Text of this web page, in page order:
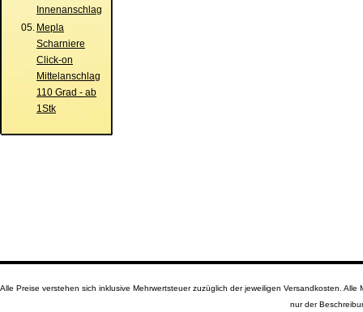
Innenanschlag
05. Mepla
Scharniere
Click-on
Mittelanschlag
110 Grad - ab
1Stk
Alle Preise verstehen sich inklusive Mehrwertsteuer zuzüglich der jeweiligen Versandkosten.
nur der